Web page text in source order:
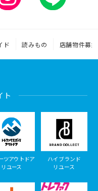
ド 読みもの 店舗物件募集
ト
ツアウトドア
リユース
ハイブランド
リユース